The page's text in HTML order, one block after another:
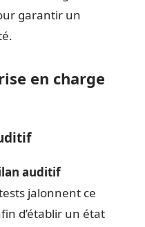
garantir un
en charge
auditif
jalonnent ce
d’établir un état